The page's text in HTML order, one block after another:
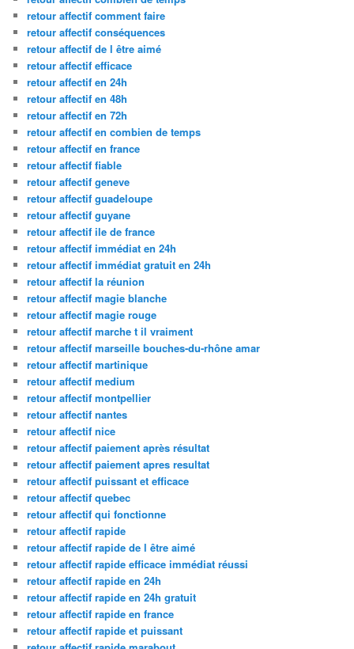
retour affectif comment faire
retour affectif conséquences
retour affectif de l être aimé
retour affectif efficace
retour affectif en 24h
retour affectif en 48h
retour affectif en 72h
retour affectif en combien de temps
retour affectif en france
retour affectif fiable
retour affectif geneve
retour affectif guadeloupe
retour affectif guyane
retour affectif ile de france
retour affectif immédiat en 24h
retour affectif immédiat gratuit en 24h
retour affectif la réunion
retour affectif magie blanche
retour affectif magie rouge
retour affectif marche t il vraiment
retour affectif marseille bouches-du-rhône amar
retour affectif martinique
retour affectif medium
retour affectif montpellier
retour affectif nantes
retour affectif nice
retour affectif paiement après résultat
retour affectif paiement apres resultat
retour affectif puissant et efficace
retour affectif quebec
retour affectif qui fonctionne
retour affectif rapide
retour affectif rapide de l être aimé
retour affectif rapide efficace immédiat réussi
retour affectif rapide en 24h
retour affectif rapide en 24h gratuit
retour affectif rapide en france
retour affectif rapide et puissant